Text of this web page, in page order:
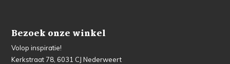
Bezoek onze winkel
Volop inspiratie!
Kerkstraat 78, 6031 CJ Nederweert